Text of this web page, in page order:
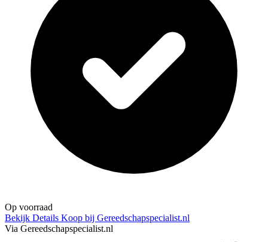
Op voorraad
Bekijk Details Koop bij Gereedschapspecialist.nl
Via Gereedschapspecialist.nl